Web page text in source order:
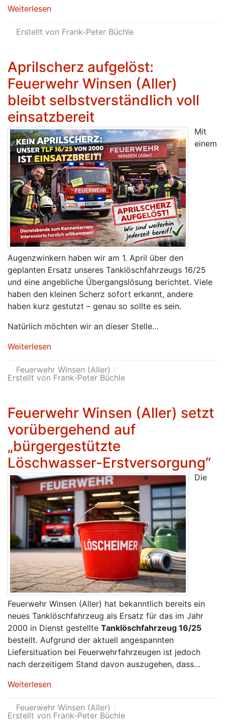
Weiterlesen
Erstellt von Frank-Peter Büchle
Aprilscherz aufgelöst:
Feuerwehr Winsen (Aller)
bleibt selbstverständlich voll
einsatzbereit
Mit
einem
Augenzwinkern haben wir am 1. April über den
geplanten Ersatz unseres Tanklöschfahrzeugs 16/25
und eine angebliche Übergangslösung berichtet. Viele
haben den kleinen Scherz sofort erkannt, andere
haben kurz gestutzt – genau so sollte es sein.
Natürlich möchten wir an dieser Stelle…
Weiterlesen
Feuerwehr Winsen (Aller)
Erstellt von Frank-Peter Büchle
Feuerwehr Winsen (Aller) setzt
vorübergehend auf
„bürgergestützte
Löschwasser-Erstversorgung“
Die
Feuerwehr Winsen (Aller) hat bekanntlich bereits ein
neues Tanklöschfahrzeug als Ersatz für das im Jahr
2000 in Dienst gestellte Tanklöschfahrzeug 16/25
bestellt. Aufgrund der aktuell angespannten
Liefersituation bei Feuerwehrfahrzeugen ist jedoch
nach derzeitigem Stand davon auszugehen, dass…
Weiterlesen
Feuerwehr Winsen (Aller)
Erstellt von Frank-Peter Büchle